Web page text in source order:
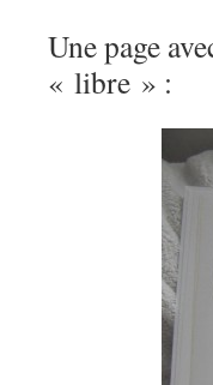
Une page
« libre » :